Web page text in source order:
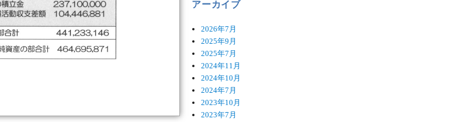
アーカイブ
2026年7月
2025年9月
2025年7月
2024年11月
2024年10月
2024年7月
2023年10月
2023年7月